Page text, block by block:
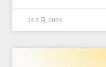
24 5 月, 2024